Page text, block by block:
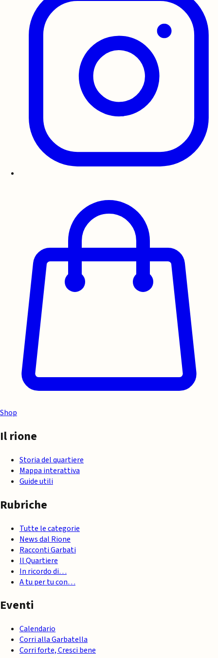
Shop
Il rione
Storia del quartiere
Mappa interattiva
Guide utili
Rubriche
Tutte le categorie
News dal Rione
Racconti Garbati
Il Quartiere
In ricordo di…
A tu per tu con…
Eventi
Calendario
Corri alla Garbatella
Corri forte, Cresci bene